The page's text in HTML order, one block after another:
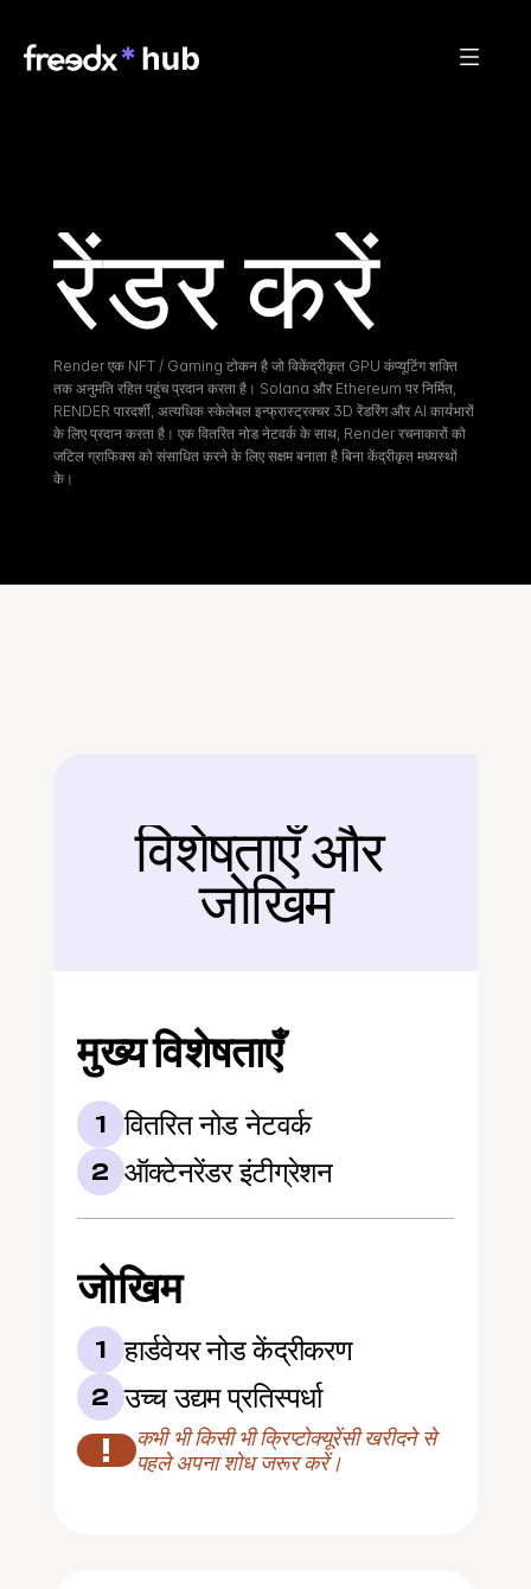
रेंडर करें
Render एक NFT / Gaming टोकन है जो विकेंद्रीकृत GPU कंप्यूटिंग शक्ति
तक अनुमति रहित पहुंच प्रदान करता है। Solana और Ethereum पर निर्मित,
RENDER पारदर्शी, अत्यधिक स्केलेबल इन्फ्रास्ट्रक्चर 3D रेंडरिंग और AI कार्यभारों
के लिए प्रदान करता है। एक वितरित नोड नेटवर्क के साथ, Render रचनाकारों को
जटिल ग्राफिक्स को संसाधित करने के लिए सक्षम बनाता है बिना केंद्रीकृत मध्यस्थों
के।
बैक
विशेषताएँ और
जोखिम
मुख्य विशेषताएँ
1 वितरित नोड नेटवर्क
2 ऑक्टेनरेंडर इंटीग्रेशन
जोखिम
1 हार्डवेयर नोड केंद्रीकरण
2 उच्च उद्यम प्रतिस्पर्धा
!
कभी भी किसी भी क्रिप्टोक्यूरेंसी खरीदने से
पहले अपना शोध जरूर करें।